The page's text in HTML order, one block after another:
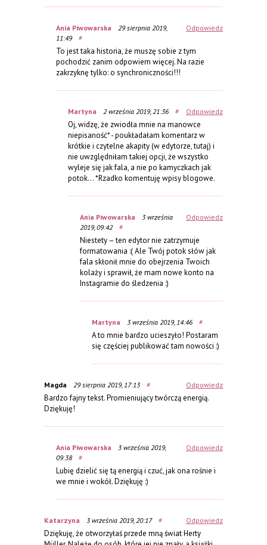
Odpowiedz
Ania Piwowarska
29 sierpnia 2019,
11:49
#
To jest taka historia, że muszę sobie z tym
pochodzić zanim odpowiem więcej. Na razie
zakrzyknę tylko: o synchroniczności!!!
Odpowiedz
Martyna 2 września 2019, 21:36 #
Oj, widzę, że zwiodła mnie na manowce
niepisaność* - poukładałam komentarz w
krótkie i czytelne akapity (w edytorze, tutaj) i
nie uwzględniłam takiej opcji, że wszystko
wyleje się jak fala, a nie po kamyczkach jak
potok... *Rzadko komentuję wpisy blogowe.
Odpowiedz
Ania Piwowarska
3 września
2019, 09:42
#
Niestety – ten edytor nie zatrzymuje
formatowania :( Ale Twój potok słów jak
fala skłonił mnie do obejrzenia Twoich
kolaży i sprawił, że mam nowe konto na
Instagramie do śledzenia :)
Martyna 3 września 2019, 14:46 #
A to mnie bardzo ucieszyło! Postaram
się częściej publikować tam nowości :)
Odpowiedz
Magda 29 sierpnia 2019, 17:13 #
Bardzo fajny tekst. Promieniujący twórczą energią.
Dziękuję!
Odpowiedz
Ania Piwowarska
3 września 2019,
09:38
#
Lubię dzielić się tą energią i czuć, jak ona rośnie i
we mnie i wokół. Dziękuję :)
Odpowiedz
Katarzyna 3 września 2019, 20:17 #
Dziękuję, że otworzyłaś przede mną świat Herty